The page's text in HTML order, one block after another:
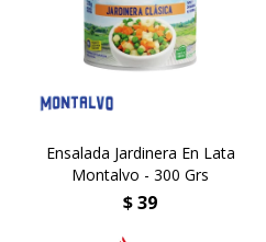
Ensalada Jardinera En Lata
Montalvo - 300 Grs
$39